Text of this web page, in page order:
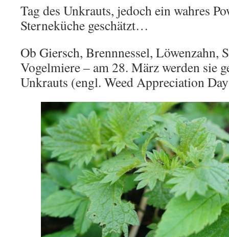
Tag des Unkrauts, jedoch ein wahres
Sterneküche geschätzt…
Ob Giersch, Brennnessel, Löwenzahn,
Vogelmiere – am 28. März werden sie
Unkrauts (engl. Weed Appreciation